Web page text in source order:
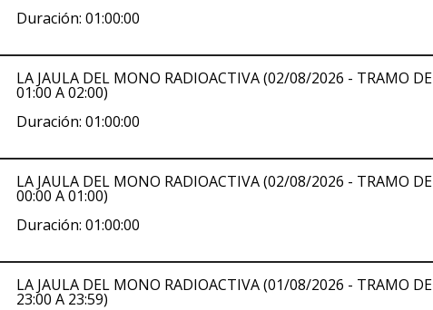
Duración: 01:00:00
LA JAULA DEL MONO RADIOACTIVA (02/08/2026 - TRAMO DE
01:00 A 02:00)
Duración: 01:00:00
LA JAULA DEL MONO RADIOACTIVA (02/08/2026 - TRAMO DE
00:00 A 01:00)
Duración: 01:00:00
LA JAULA DEL MONO RADIOACTIVA (01/08/2026 - TRAMO DE
23:00 A 23:59)